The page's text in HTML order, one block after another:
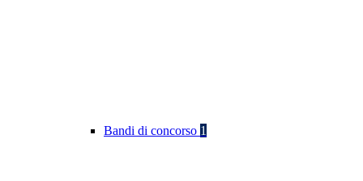
Bandi di concorso 1